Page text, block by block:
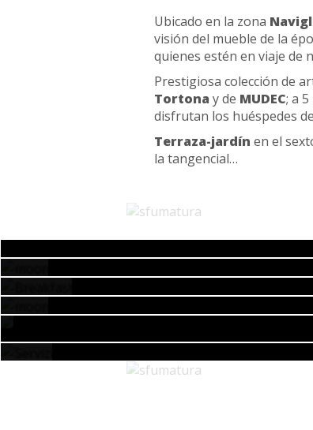
Ubicado en la zona
visión del mueble de la
quienes estén en viaje de
Prestigiosa colección de
Tortona y de MUDEC; a
disfrutan los huéspedes
Terraza-jardín en el
la tangencial…